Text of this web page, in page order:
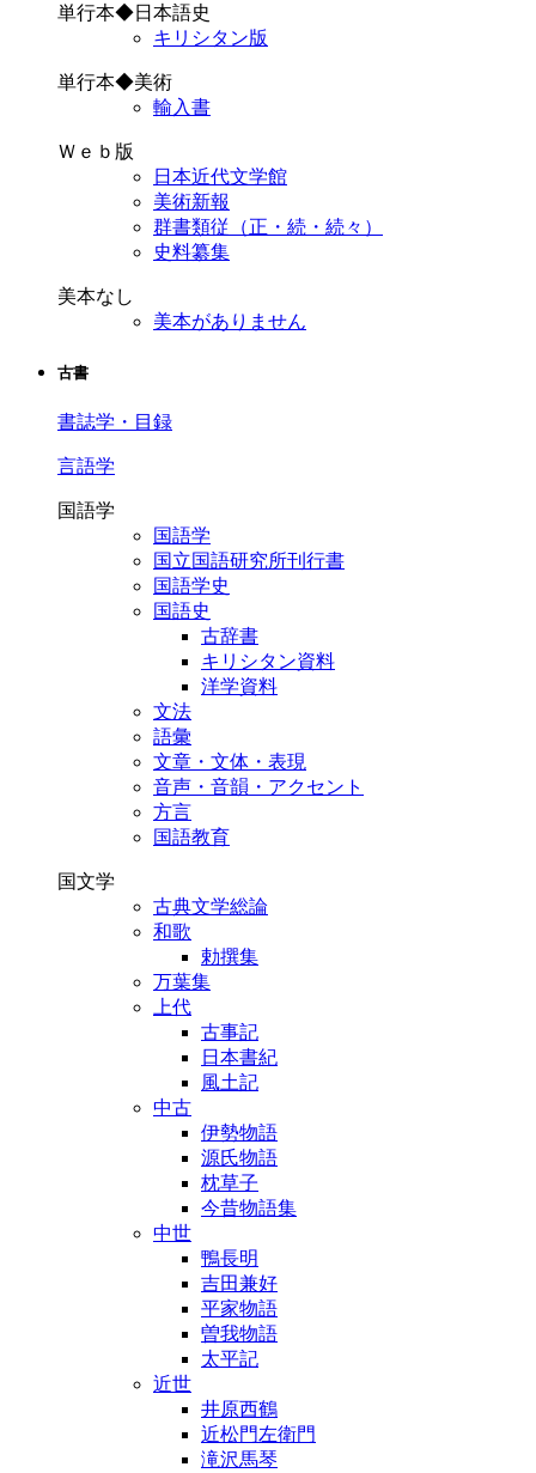
単行本◆日本語史
キリシタン版
単行本◆美術
輸入書
Ｗｅｂ版
日本近代文学館
美術新報
群書類従（正・続・続々）
史料纂集
美本なし
美本がありません
古書
書誌学・目録
言語学
国語学
国語学
国立国語研究所刊行書
国語学史
国語史
古辞書
キリシタン資料
洋学資料
文法
語彙
文章・文体・表現
音声・音韻・アクセント
方言
国語教育
国文学
古典文学総論
和歌
勅撰集
万葉集
上代
古事記
日本書紀
風土記
中古
伊勢物語
源氏物語
枕草子
今昔物語集
中世
鴨長明
吉田兼好
平家物語
曽我物語
太平記
近世
井原西鶴
近松門左衛門
滝沢馬琴